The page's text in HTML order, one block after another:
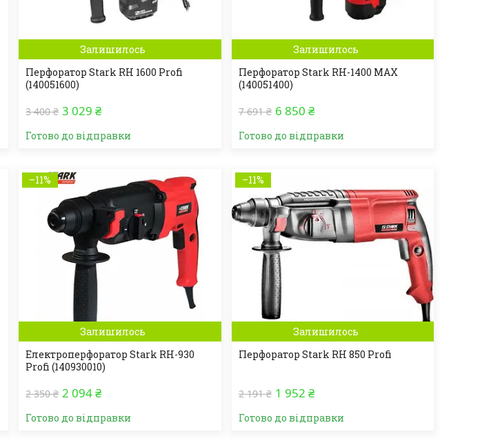
Залишилось
Перфоратор Stark RH 1600 Profi
(140051600)
3 400 ₴ 3 029 ₴
Готово до відправки
Залишилось
Перфоратор Stark RH-1400 MAX
(140051400)
7 691 ₴ 6 850 ₴
Готово до відправки
–11%
Залишилось
Електроперфоратор Stark RH-930
Profi (140930010)
2 350 ₴ 2 094 ₴
Готово до відправки
–11%
Залишилось
Перфоратор Stark RH 850 Profi
2 191 ₴ 1 952 ₴
Готово до відправки